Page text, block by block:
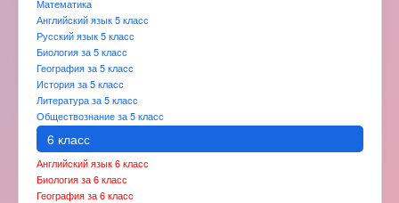
Математика
Английский язык 5 класс
Русский язык 5 класс
Биология за 5 класс
География за 5 класс
История за 5 класс
Литература за 5 класс
Обществознание за 5 класс
6 класс
Английский язык 6 класс
Биология за 6 класс
География за 6 класс